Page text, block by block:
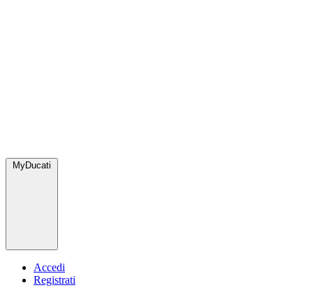
MyDucati
Accedi
Registrati